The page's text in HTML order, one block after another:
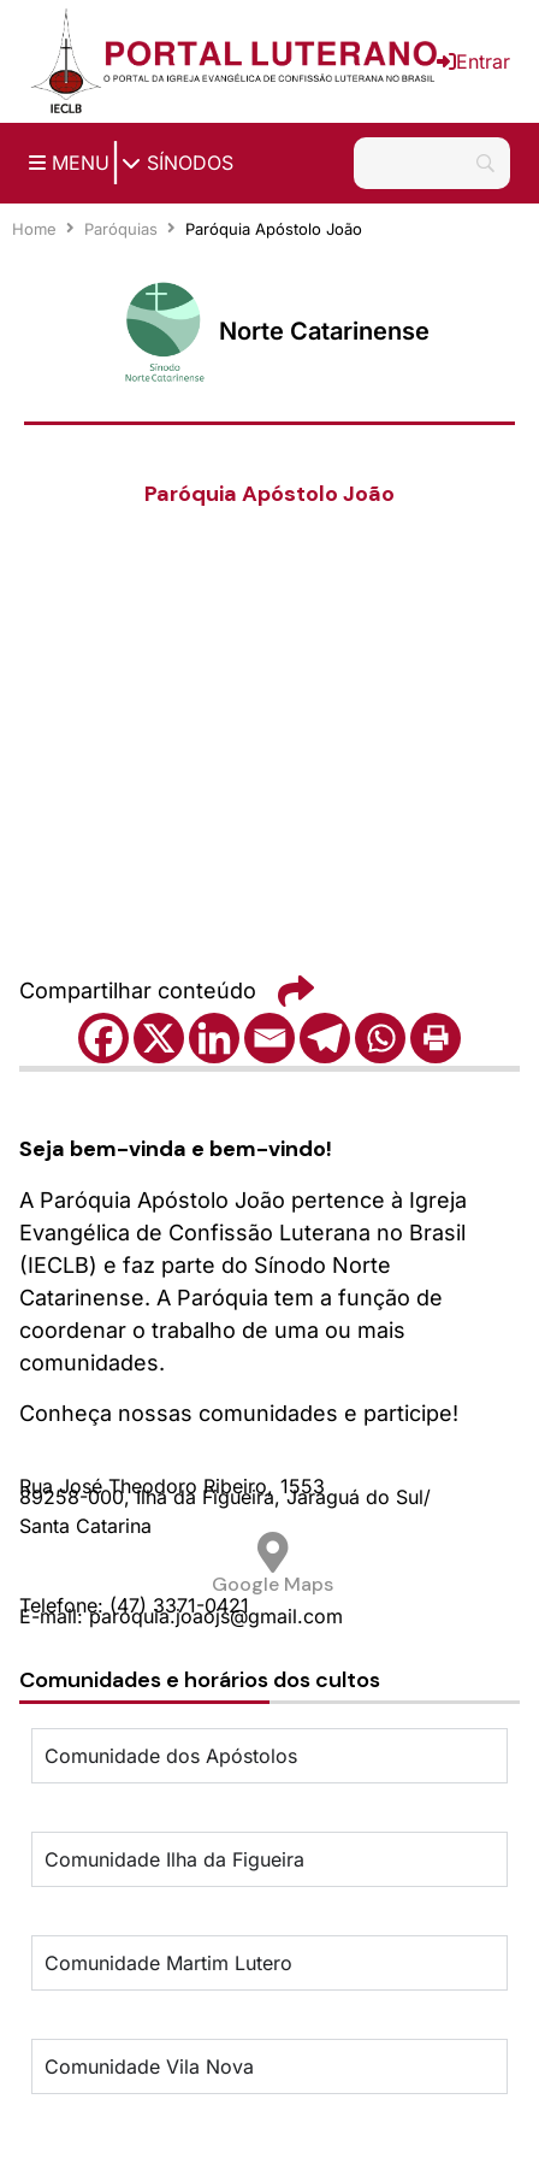
Ir para o conteúdo principal
Entrar
MENU SÍNODOS
Home Paróquias Paróquia Apóstolo João
Norte Catarinense
Paróquia Apóstolo João
Compartilhar conteúdo
Seja bem-vinda e bem-vindo!
A Paróquia Apóstolo João pertence à Igreja
Evangélica de Confissão Luterana no Brasil
(IECLB) e faz parte do Sínodo Norte
Catarinense. A Paróquia tem a função de
coordenar o trabalho de uma ou mais
comunidades.
Conheça nossas comunidades e participe!
Rua José Theodoro Ribeiro, 1553
89258-000, Ilha da Figueira, Jaraguá do Sul/
Santa Catarina
Google Maps
Telefone: (47) 3371-0421
E-mail: paroquia.joaojs@gmail.com
Comunidades e horários dos cultos
Comunidade dos Apóstolos
Comunidade Ilha da Figueira
Comunidade Martim Lutero
Comunidade Vila Nova